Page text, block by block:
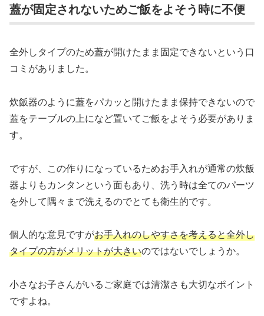
蓋が固定されないためご飯をよそう時に不便
全外しタイプのため蓋が開けたまま固定できないという口
コミがありました。
炊飯器のように蓋をパカッと開けたまま保持できないので
蓋をテーブルの上になど置いてご飯をよそう必要がありま
す。
ですが、この作りになっているためお手入れが通常の炊飯
器よりもカンタンという面もあり、洗う時は全てのパーツ
を外して隅々まで洗えるのでとても衛生的です。
個人的な意見ですがお手入れのしやすさを考えると全外し
タイプの方がメリットが大きいのではないでしょうか。
小さなお子さんがいるご家庭では清潔さも大切なポイント
ですよね。